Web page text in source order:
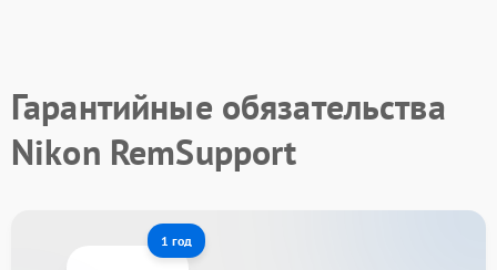
Гарантийные обязательства
Nikon RemSupport
1 год